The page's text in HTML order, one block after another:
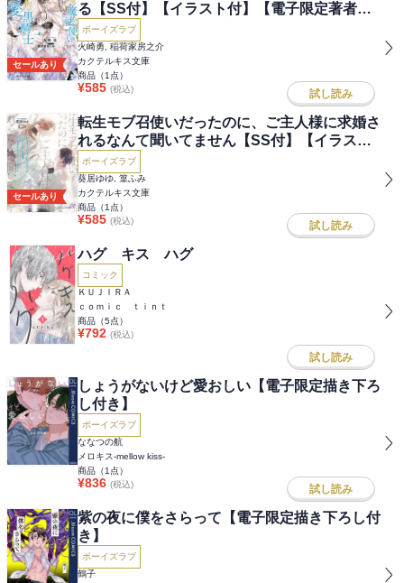
セールあり
る【SS付】【イラスト付】【電子限定著者直
筆サイン＆コメント入り】
ボーイズラブ
火崎勇, 稲荷家房之介
カクテルキス文庫
商品（1 点）
¥585 (税込) 試し読み
セールあり
転生モブ召使いだったのに、ご主人様に求婚さ
れるなんて聞いてません【SS付】【イラスト
付】【電子限定著者直筆サイン＆コメント入
り】
ボーイズラブ
葵居ゆゆ, 篁ふみ
カクテルキス文庫
商品（1 点）
¥585 (税込) 試し読み
ハグ キス ハグ
コミック
ＫＵＪＩＲＡ
ｃｏｍｉｃ ｔｉｎｔ
商品（5点）
¥792 (税込)
試し読み
しょうがないけど愛おしい【電子限定描き下ろ
し付き】
ボーイズラブ
ななつの航
メロキス-mellow kiss-
商品（1 点）
¥836 (税込) 試し読み
紫の夜に僕をさらって【電子限定描き下ろし付
き】
ボーイズラブ
鶴子